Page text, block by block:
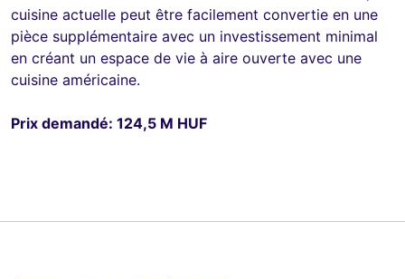
cuisine actuelle peut être facilement convertie en une
pièce supplémentaire avec un investissement minimal
en créant un espace de vie à aire ouverte avec une
cuisine américaine.
Prix demandé: 124,5 M HUF